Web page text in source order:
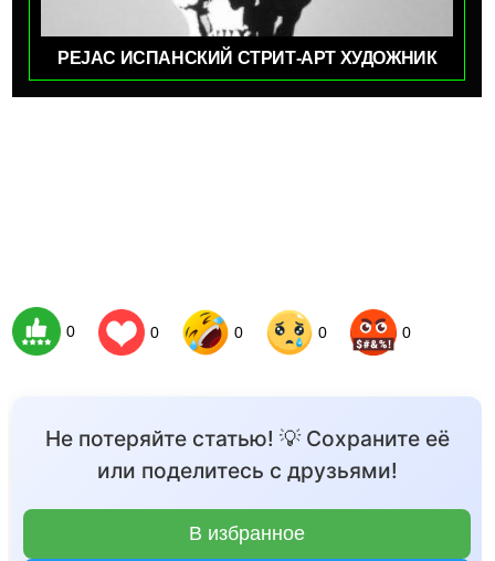
PEJAC ИСПАНСКИЙ СТРИТ-АРТ ХУДОЖНИК
0 0 0 0 0
Не потеряйте статью! 💡 Сохраните её
или поделитесь с друзьями!
В избранное